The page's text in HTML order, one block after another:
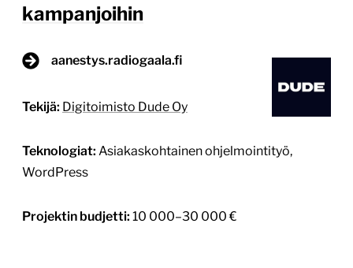
kampanjoihin
aanestys.radiogaala.fi
Tekijä: Digitoimisto Dude Oy
Teknologiat: Asiakaskohtainen ohjelmointityö,
WordPress
Projektin budjetti: 10 000–30 000 €